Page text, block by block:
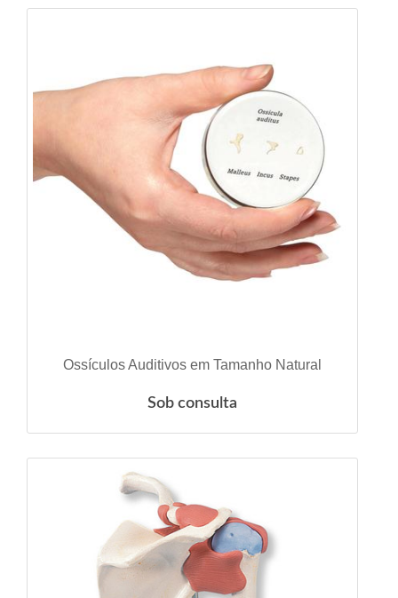
VER DETALHES
Ossículos Auditivos em Tamanho Natural
Sob consulta